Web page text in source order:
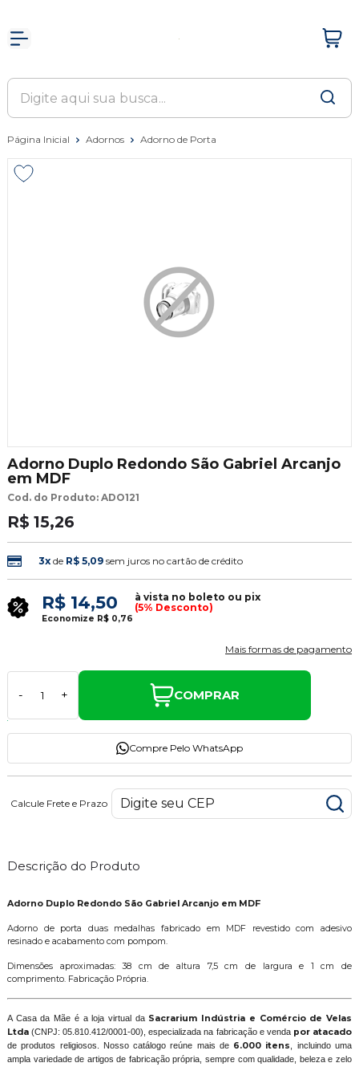
Página Inicial Adornos Adorno de Porta
Adorno Duplo Redondo São Gabriel Arcanjo
em MDF
Cod. do Produto: ADO121
R$ 15,26
3xde R$ 5,09 sem juros no cartão de crédito
R$ 14,50
à vista no boleto ou pix
(5% Desconto)
Economize R$ 0,76
Mais formas de pagamento
- + COMPRAR
Compre Pelo WhatsApp
Calcule Frete e Prazo
Descrição do Produto
Adorno Duplo Redondo São Gabriel Arcanjo em MDF
Adorno de porta duas medalhas fabricado em MDF revestido com adesivo
resinado e acabamento com pompom.
Dimensões aproximadas: 38 cm de altura 7,5 cm de largura e 1 cm de
comprimento. Fabricação Própria.
A Casa da Mãe é a loja virtual daSacrarium Indústria e Comércio de Velas
Ltda(CNPJ: 05.810.412/0001-00), especializada na fabricação e venda por atacado
de produtos religiosos. Nosso catálogo reúne mais de 6.000 itens
, incluindo uma
ampla variedade de artigos de fabricação própria, sempre com qualidade, beleza e zelo